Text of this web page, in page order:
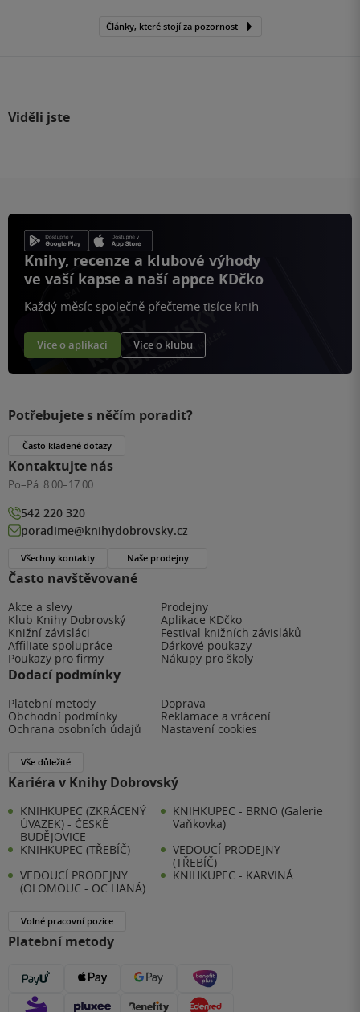
Články, které stojí za pozornost
Viděli jste
Knihy, recenze a klubové výhody
ve vaší kapse a naší appce KDčko
Každý měsíc společně přečteme tisíce knih
Více o aplikaci Více o klubu
Často navštěvované
Akce a slevy
Prodejny
Klub Knihy Dobrovský
Aplikace KDčko
Knižní závisláci
Festival knižních závisláků
Affiliate spolupráce
Dárkové poukazy
Poukazy pro firmy
Nákupy pro školy
Dodací podmínky
Platební metody
Doprava
Obchodní podmínky
Reklamace a vrácení
Ochrana osobních údajů
Nastavení cookies
Vše důležité
Kariéra v Knihy Dobrovský
KNIHKUPEC (ZKRÁCENÝ
ÚVAZEK) - ČESKÉ
BUDĚJOVICE
KNIHKUPEC - BRNO (Galerie
Vaňkovka)
KNIHKUPEC (TŘEBÍČ)
VEDOUCÍ PRODEJNY
(TŘEBÍČ)
VEDOUCÍ PRODEJNY
(OLOMOUC - OC HANÁ)
KNIHKUPEC - KARVINÁ
Volné pracovní pozice
Platební metody
Potřebujete s něčím poradit?
Často kladené dotazy
Kontaktujte nás
Po–Pá: 8:00–17:00
542 220 320
poradime@knihydobrovsky.cz
Všechny kontakty Naše prodejny